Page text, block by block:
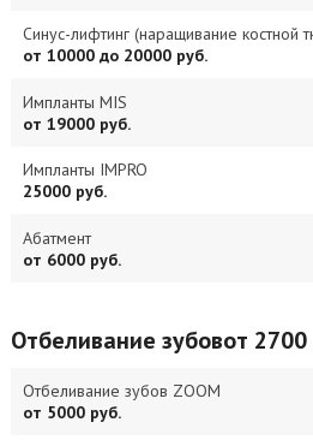
Синус-лифтинг (наращивание костной
от 10000 до 20000 руб.
Импланты MIS
от 19000 руб.
Импланты IMPRO
25000 руб.
Абатмент
от 6000 руб.
Отбеливание зубовот
Отбеливание зубов ZOOM
от 5000 руб.